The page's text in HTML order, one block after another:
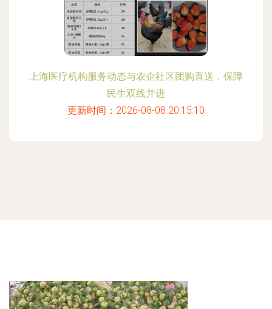
上海医疗机构服务动态与农企社区团购直送，保障
民生双线并进
更新时间：2026-08-08 20:15:10